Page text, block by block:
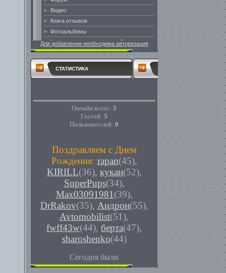
Для добавления необходима авторизация
СТАТИСТИКА
Онлайн всего: 5
Гостей: 5
Пользователей: 0
Поздравляем с Днем
Рождения: rapan(45),
KIRILL(36), кукан(52),
SuperPups(34),
Max03091981 (39),
DrRakov(35), Андрон(55),
Avtomobilist(51),
fwff43w(44), берта(47),
sharoshenko(44)
Сегодня были